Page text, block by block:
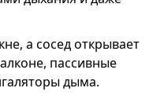
а сосед открывает
пассивные
дыма.